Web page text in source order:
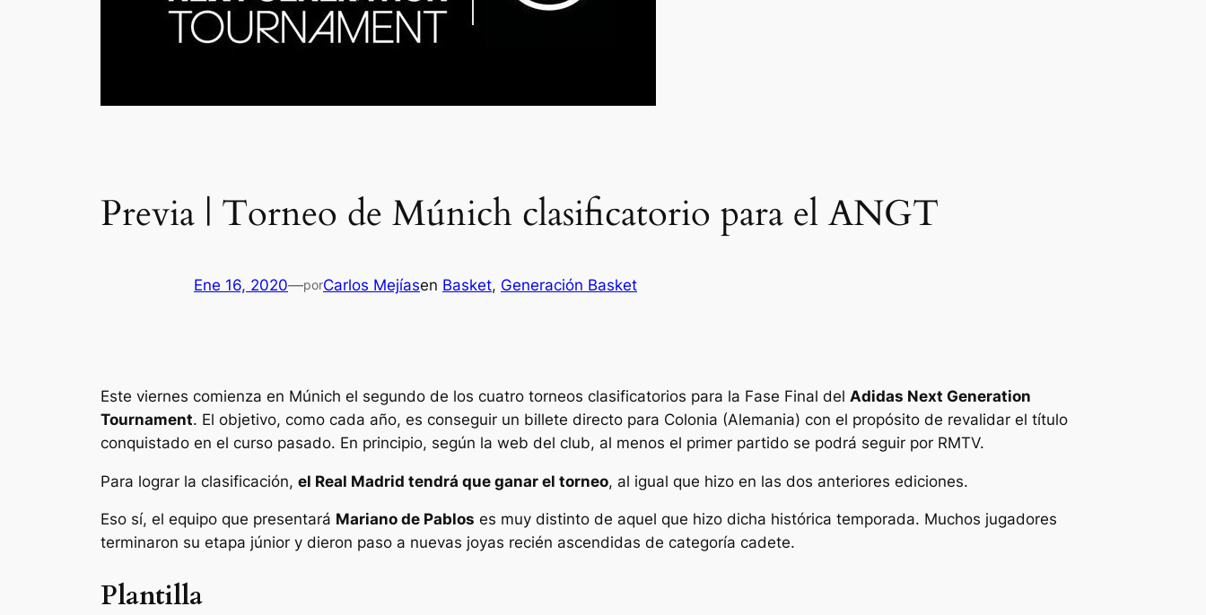
Previa | Torneo de Múnich clasificatorio para el ANGT
Ene 16, 2020—porCarlos Mejíasen Basket, Generación Basket
Este viernes comienza en Múnich el segundo de los cuatro torneos clasificatorios para la Fase Final del Adidas Next Generation
Tournament. El objetivo, como cada año, es conseguir un billete directo para Colonia (Alemania) con el propósito de revalidar el título
conquistado en el curso pasado. En principio, según la web del club, al menos el primer partido se podrá seguir por RMTV.
Para lograr la clasificación, el Real Madrid tendrá que ganar el torneo, al igual que hizo en las dos anteriores ediciones.
Eso sí, el equipo que presentará Mariano de Pablos es muy distinto de aquel que hizo dicha histórica temporada. Muchos jugadores
terminaron su etapa júnior y dieron paso a nuevas joyas recién ascendidas de categoría cadete.
Plantilla